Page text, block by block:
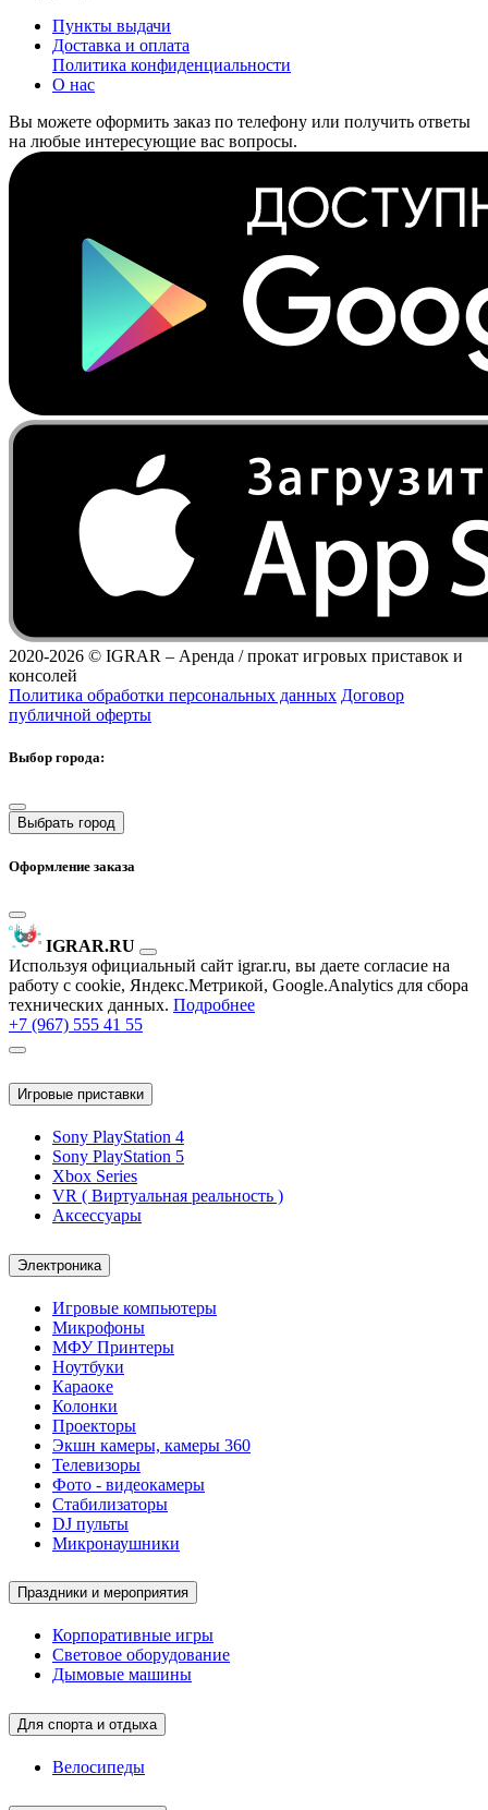
Пункты выдачи
Доставка и оплата
Политика конфиденциальности
О нас
Вы можете оформить заказ по телефону или получить ответы
на любые интересующие вас вопросы.
2020-2026 © IGRAR – Аренда / прокат игровых приставок и
консолей
Политика обработки персональных данных Договор
публичной оферты
Выбор города:
Выбрать город
Оформление заказа
IGRAR.RU
Используя официальный сайт igrar.ru, вы даете согласие на
работу с cookie, Яндекс.Метрикой, Google.Analytics для сбора
технических данных. Подробнее
+7 (967) 555 41 55
Игровые приставки
Sony PlayStation 4
Sony PlayStation 5
Xbox Series
VR ( Виртуальная реальность )
Аксессуары
Электроника
Игровые компьютеры
Микрофоны
МФУ Принтеры
Ноутбуки
Караоке
Колонки
Проекторы
Экшн камеры, камеры 360
Телевизоры
Фото - видеокамеры
Стабилизаторы
DJ пульты
Микронаушники
Праздники и мероприятия
Корпоративные игры
Световое оборудование
Дымовые машины
Для спорта и отдыха
Велосипеды